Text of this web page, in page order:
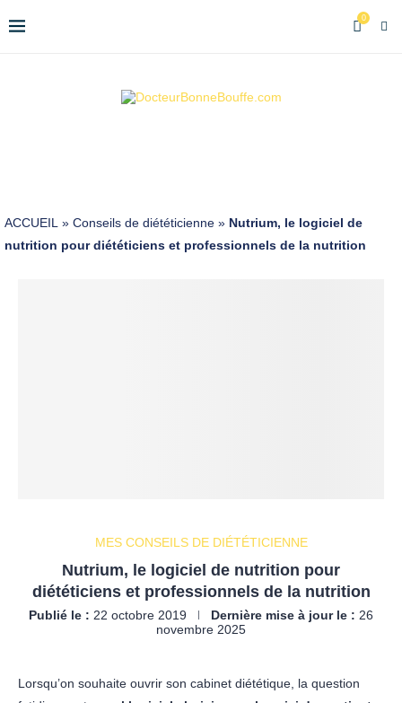
0
ACCUEIL » Conseils de diététicienne » Nutrium, le logiciel de
nutrition pour diététiciens et professionnels de la nutrition
MES CONSEILS DE DIÉTÉTICIENNE
Nutrium, le logiciel de nutrition pour
diététiciens et professionnels de la nutrition
Publié le : 22 octobre 2019 Dernière mise à jour le : 26
novembre 2025
Lorsqu’on souhaite ouvrir son cabinet diététique, la question